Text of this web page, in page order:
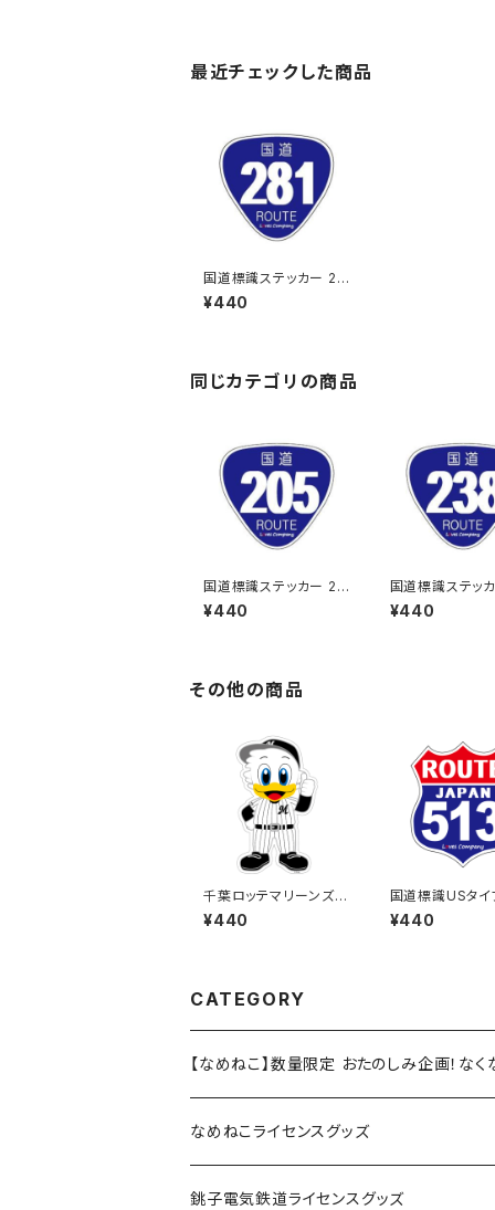
最近チェックした商品
国道標識ステッカー 28
1号線
¥440
同じカテゴリの商品
国道標識ステッカー 20
5号線
¥440
国道標識ステッ
8号線
¥440
その他の商品
千葉ロッテマリーンズス
テッカー13
¥440
国道標識USタイ
UTE）ステッカ
線
¥440
CATEGORY
【なめねこ】数量限定 おたのしみ企画！な
なめねこライセンスグッズ
Tシャツ
銚子電気鉄道ライセンスグッズ